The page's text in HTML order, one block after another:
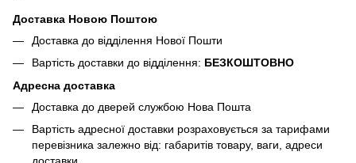
Доставка Новою Поштою
Доставка до відділення Нової Пошти
Вартість доставки до відділення: БЕЗКОШТОВНО
Адресна доставка
Доставка до дверей службою Нова Пошта
Вартість адресної доставки розраховується за тарифами
перевізника залежно від: габаритів товару, ваги, адреси